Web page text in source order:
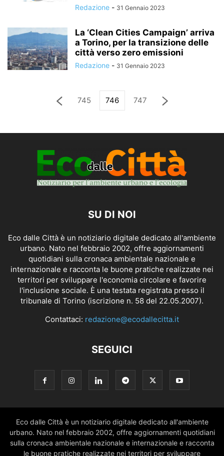
Redazione - 31 Gennaio 2023
La ‘Clean Cities Campaign’ arriva
a Torino, per la transizione delle
città verso zero emissioni
Redazione - 31 Gennaio 2023
745 746 747
SU DI NOI
Eco dalle Città è un notiziario digitale dedicato all'ambiente
urbano. Nato nel febbraio 2002, offre aggiornamenti
quotidiani sulla cronaca ambientale nazionale e
internazionale e racconta le buone pratiche realizzate nei
territori per sviluppare l'economia circolare e favorire
l'inclusione sociale. È una testata registrata presso il
tribunale di Torino (iscrizione n. 58 del 22.05.2007).
Contattaci: redazione@ecodallecitta.it
SEGUICI
Eco dalle Città è un notiziario digitale dedicato all'ambiente
urbano. Nato nel febbraio 2002, offre aggiornamenti quotidiani
sulla cronaca ambientale nazionale e internazionale e racconta
le buone pratiche realizzate nei territori per sviluppare